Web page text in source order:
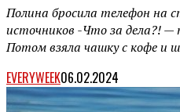
Полина бросила телефон на
источников -Что за дела?! —
Потом взяла чашку с кофе и
EVERYWEEK06.02.2024